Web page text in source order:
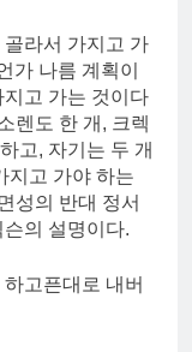
라서 가지고 가
가 나름 계획이
고 가는 것이다
렌도 한 개, 크렉
고, 자기는 두 개
지고 가야 하는
성의 반대 정서
의 설명이다.
고픈대로 내버